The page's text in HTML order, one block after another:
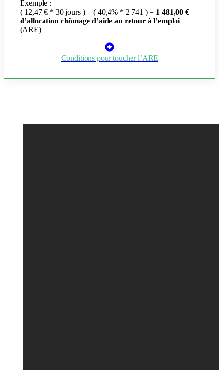
Exemple :
( 12,47 € * 30 jours ) + ( 40,4% * 2 741 ) = 1 481,00 €
d’allocation chômage d’aide au retour à l’emploi
(ARE)
Conditions pour toucher l’ARE